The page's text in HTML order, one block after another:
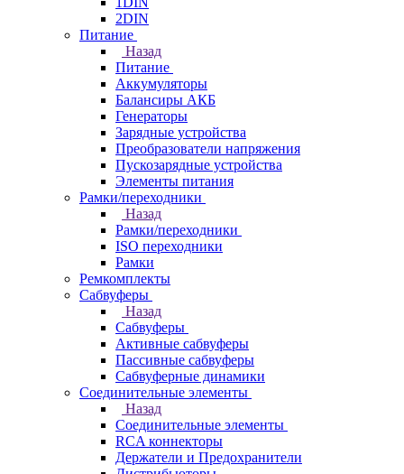
2DIN
Питание
Назад
Питание
Аккумуляторы
Балансиры АКБ
Генераторы
Зарядные устройства
Преобразователи напряжения
Пускозарядные устройства
Элементы питания
Рамки/переходники
Назад
Рамки/переходники
ISO переходники
Рамки
Ремкомплекты
Сабвуферы
Назад
Сабвуферы
Активные сабвуферы
Пассивные сабвуферы
Сабвуферные динамики
Соединительные элементы
Назад
Соединительные элементы
RCA коннекторы
Держатели и Предохранители